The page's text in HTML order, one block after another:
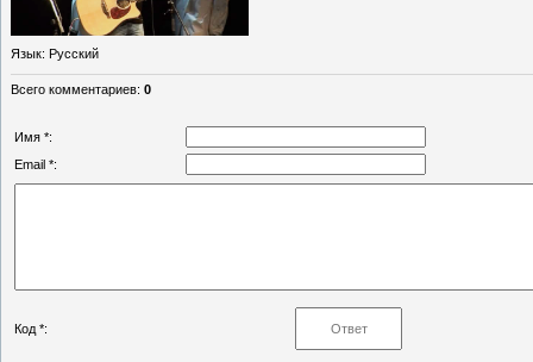
Язык: Русский
Всего комментариев: 0
Имя *:
Email *:
Код *: